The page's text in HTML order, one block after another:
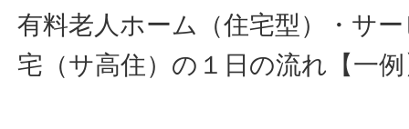
有料老人ホーム（住宅型）・サ
宅（サ高住）の１日の流れ【一